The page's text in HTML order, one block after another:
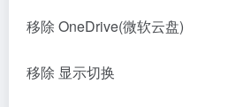
移除 OneDrive(微软云盘)
移除 显示切换